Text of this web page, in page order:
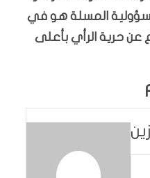
المسلة هو في
عن حرية الرأي بأعلى
زين